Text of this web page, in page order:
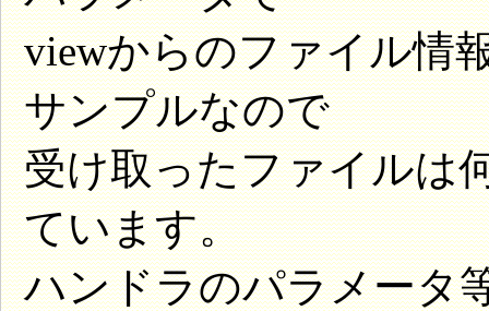
viewからのファイル情
サンプルなので
受け取ったファイルは
ています。
ハンドラのパラメータ